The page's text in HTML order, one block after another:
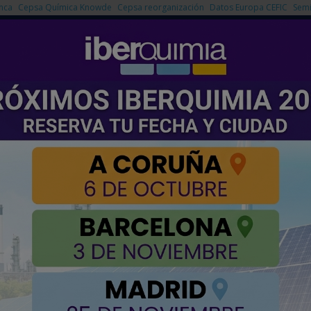
Cepsa Química Knowde Cepsa reorganización Datos Europa CEFIC
NOTICIAS PRODUCTOS
EMPRESAS PREMIUM
preparadas para el hidrógeno